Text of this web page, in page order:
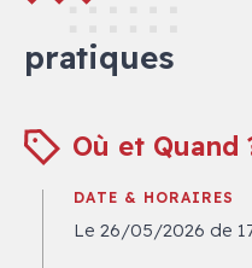
pratiques
Où et Quand
DATE & HORAIRES
Le 26/05/2026 de